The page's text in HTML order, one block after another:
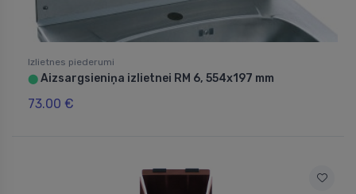
Izlietnes piederumi
⬤ Aizsargsieniņa izlietnei RM 6, 554x197 mm
73.00 €